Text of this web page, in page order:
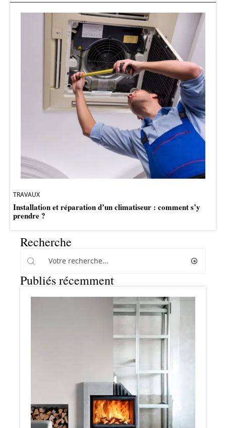
TRAVAUX
Installation et réparation d’un climatiseur : comment s’y
prendre ?
Recherche
Publiés récemment